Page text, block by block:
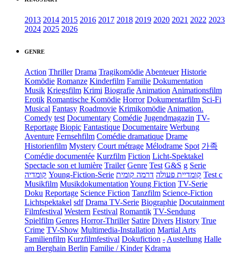
2013 2014 2015 2016 2017 2018 2019 2020 2021 2022 2023
2024 2025 2026
GENRE
Action Thriller Drama Tragikomödie Abenteuer Historie
Komödie Romanze Kinderfilm Familie Dokumentation
Musik Kriegsfilm Krimi Biografie Animation Animationsfilm
Erotik Romantische Komödie Horror Dokumentarfilm Sci-Fi
Musical Fantasy Roadmovie Krimikomödie Animation.
Comedy test Documentary Comédie Jugendmagazin TV-
Reportage Biopic Fantastique Documentaire Werbung
Aventure Fernsehfilm Comédie dramatique Drame
Historienfilm Mystery Court métrage Mélodrame Spot 가족
Comédie documentée Kurzfilm Fiction Licht-Spektakel
Spectacle son et lumière Trailer Genre Test G&S g Serie
קומדיה Young-Fiction-Serie קומדיית פעולה דרמה קומית
Test c
Musikfilm Musikdokumentation Young Fiction TV-Serie
Doku Reportage Science Fiction Tanzfilm Science-Fiction
Lichtspektakel sdf Drama TV-Serie Biographie Docutainment
Filmfestival Western Festival Romantik TV-Sendung
Spielfilm Genres Horror-Thriller Satire Divers History True
Crime TV-Show Multimedia-Installation Martial Arts
Familienfilm Kurzfilmfestival Dokufiction - Austellung Halle
am Berghain Berlin Familie / Kinder Kdrama